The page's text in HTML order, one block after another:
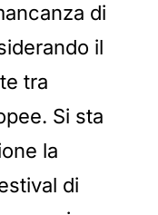
di
il
tra
Si sta
la
di